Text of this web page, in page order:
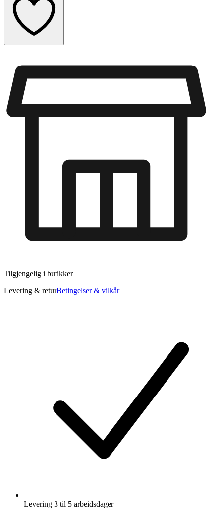
Tilgjengelig i butikker
Levering & returBetingelser & vilkår
Levering 3 til 5 arbeidsdager